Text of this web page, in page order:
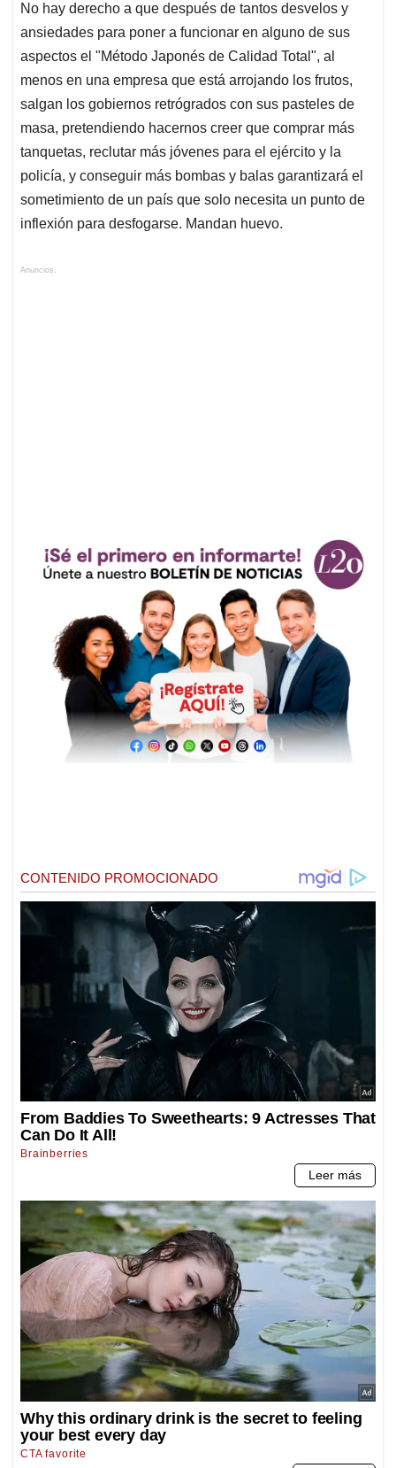
No hay derecho a que después de tantos desvelos y
ansiedades para poner a funcionar en alguno de sus
aspectos el "Método Japonés de Calidad Total", al
menos en una empresa que está arrojando los frutos,
salgan los gobiernos retrógrados con sus pasteles de
masa, pretendiendo hacernos creer que comprar más
tanquetas, reclutar más jóvenes para el ejército y la
policía, y conseguir más bombas y balas garantizará el
sometimiento de un país que solo necesita un punto de
inflexión para desfogarse. Mandan huevo.
Anuncios.